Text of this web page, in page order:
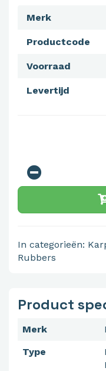
Merk
Productcode
Voorraad
Levertijd
In categorieën:
Rubbers
Product
Merk
Type